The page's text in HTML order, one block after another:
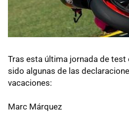
Tras esta última jornada de test
sido algunas de las
vacaciones:
Marc Márquez